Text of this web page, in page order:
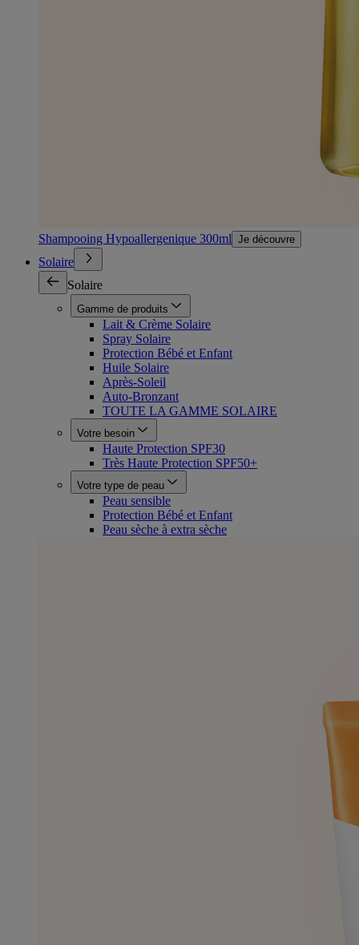
Shampooing Hypoallergenique 300ml Je découvre
Solaire
Solaire
Gamme de produits
Lait & Crème Solaire
Spray Solaire
Protection Bébé et Enfant
Huile Solaire
Après-Soleil
Auto-Bronzant
TOUTE LA GAMME SOLAIRE
Votre besoin
Haute Protection SPF30
Très Haute Protection SPF50+
Votre type de peau
Peau sensible
Protection Bébé et Enfant
Peau sèche à extra sèche